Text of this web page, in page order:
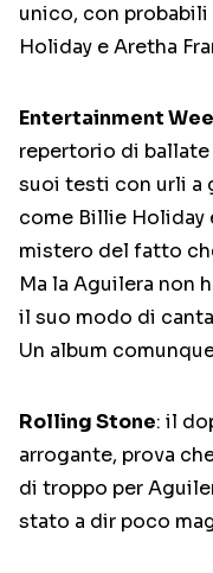
unico, con
Holiday e Aretha
Entertainment
repertorio di
suoi testi con urli a
come Billie Holiday
mistero del fatto
Ma la Aguilera non
il suo modo di
Un album
Rolling Stone: il
arrogante, prova
di troppo per
stato a dir poco